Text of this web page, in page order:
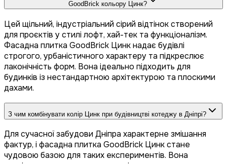
GoodBrick кольору Цинк?
Цей щільний, індустріальний сірий відтінок створений
для проєктів у стилі лофт, хай-тек та функціоналізм.
Фасадна плитка GoodBrick Цинк надає будівлі
строгого, урбаністичного характеру та підкреслює
лаконічність форм. Вона ідеально підходить для
будинків із нестандартною архітектурою та плоскими
дахами.
З чим комбінувати колір Цинк при будівництві котеджу в Дніпрі?
Для сучасної забудови Дніпра характерне змішання
фактур, і фасадна плитка GoodBrick Цинк стане
чудовою базою для таких експериментів. Вона